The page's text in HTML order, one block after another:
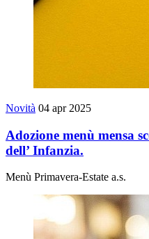
Novità 04 apr 2025
Adozione menù mensa
dell’ Infanzia.
Menù Primavera-Estate a.s.